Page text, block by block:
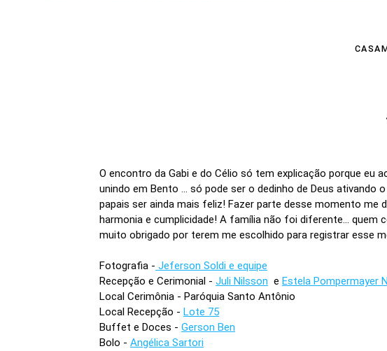
O encontro da Gabi e do Célio só tem explicação porque
unindo em Bento ... só pode ser o dedinho de Deus
papais ser ainda mais feliz! Fazer parte desse momento me
harmonia e cumplicidade! A família não foi diferente... quem
muito obrigado por terem me escolhido para registrar esse
Fotografia - Jeferson Soldi e equipe
Recepção e Cerimonial - Juli Nilsson e Estela Pompermayer
Local Cerimônia - Paróquia Santo Antônio
Local Recepção - Lote 75
Buffet e Doces - Gerson Ben
Bolo - Angélica Sartori